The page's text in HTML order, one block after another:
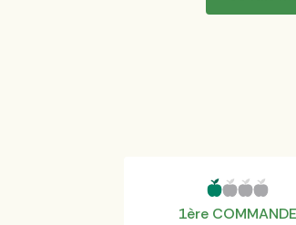
1ère COMMANDE